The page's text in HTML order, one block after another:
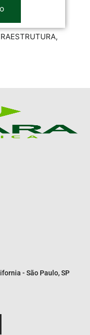
,
- São Paulo, SP